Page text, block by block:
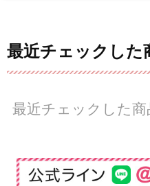
最近チェックした
最近チェックした商